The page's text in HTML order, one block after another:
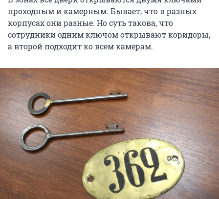
проходным и камерным. Бывает, что в разных
корпусах они разные. Но суть такова, что
сотрудники одним ключом открывают коридоры,
а второй подходит ко всем камерам.